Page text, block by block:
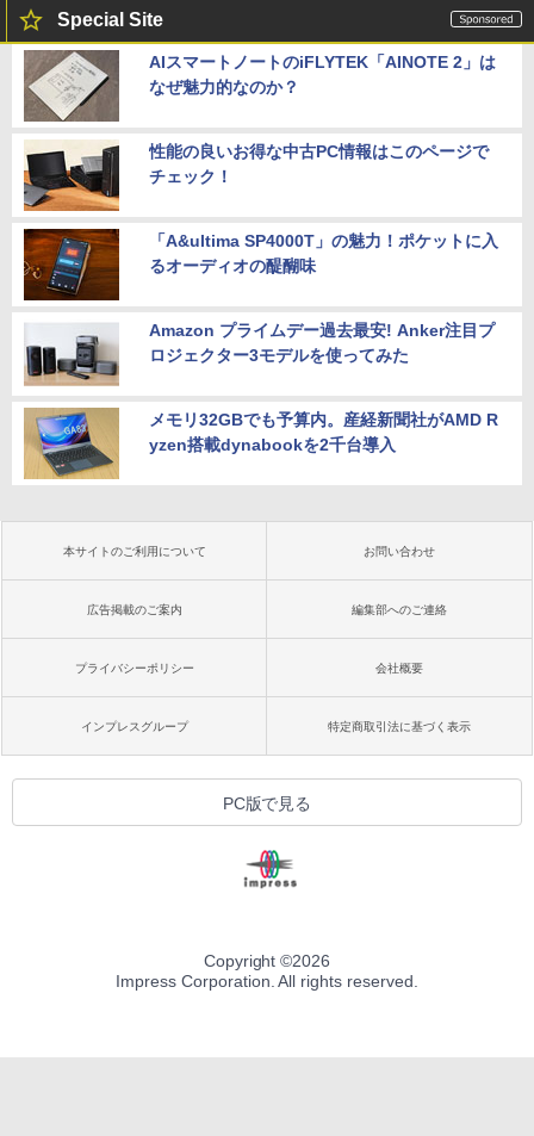
Special Site
AIスマートノートのiFLYTEK「AINOTE 2」は
なぜ魅力的なのか？
性能の良いお得な中古PC情報はこのページで
チェック！
「A&ultima SP4000T」の魅力！ポケットに入
るオーディオの醍醐味
Amazon プライムデー過去最安! Anker注目プ
ロジェクター3モデルを使ってみた
メモリ32GBでも予算内。産経新聞社がAMD R
yzen搭載dynabookを2千台導入
本サイトのご利用について お問い合わせ
広告掲載のご案内 編集部へのご連絡
プライバシーポリシー 会社概要
インプレスグループ 特定商取引法に基づく表示
PC版で見る
Copyright ©2026
Impress Corporation. All rights reserved.